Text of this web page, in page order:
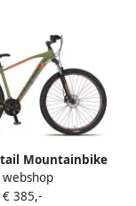
groen Geschikt
in
lente
Mountainbike
27.5 Inch 45
24V Hydraulische
webshop
€ 385,-